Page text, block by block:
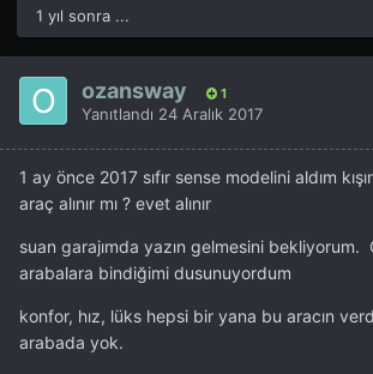
1 yıl sonra ...
ozansway 1
Yanıtlandı 24 Aralık 2017
1 ay önce 2017 sıfır sense modelini aldım
araç alınır mı ? evet alınır
suan garajımda yazın gelmesini bekliyorum.
arabalara bindiğimi dusunuyordum
konfor, hız, lüks hepsi bir yana bu aracın
arabada yok.